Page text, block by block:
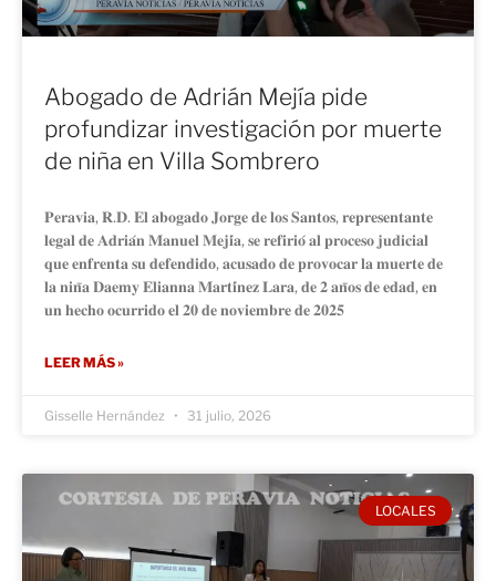
Abogado de Adrián Mejía pide
profundizar investigación por muerte
de niña en Villa Sombrero
𝐏𝐞𝐫𝐚𝐯𝐢𝐚, 𝐑.𝐃. 𝐄𝐥 𝐚𝐛𝐨𝐠𝐚𝐝𝐨 𝐉𝐨𝐫𝐠𝐞 𝐝𝐞 𝐥𝐨𝐬 𝐒𝐚𝐧𝐭𝐨𝐬, 𝐫𝐞𝐩𝐫𝐞𝐬𝐞𝐧𝐭𝐚𝐧𝐭𝐞
𝐥𝐞𝐠𝐚𝐥 𝐝𝐞 𝐀𝐝𝐫𝐢𝐚́𝐧 𝐌𝐚𝐧𝐮𝐞𝐥 𝐌𝐞𝐣𝐢́𝐚, 𝐬𝐞 𝐫𝐞𝐟𝐢𝐫𝐢𝐨́ 𝐚𝐥 𝐩𝐫𝐨𝐜𝐞𝐬𝐨 𝐣𝐮𝐝𝐢𝐜𝐢𝐚𝐥
𝐪𝐮𝐞 𝐞𝐧𝐟𝐫𝐞𝐧𝐭𝐚 𝐬𝐮 𝐝𝐞𝐟𝐞𝐧𝐝𝐢𝐝𝐨, 𝐚𝐜𝐮𝐬𝐚𝐝𝐨 𝐝𝐞 𝐩𝐫𝐨𝐯𝐨𝐜𝐚𝐫 𝐥𝐚 𝐦𝐮𝐞𝐫𝐭𝐞 𝐝𝐞
𝐥𝐚 𝐧𝐢𝐧̃𝐚 𝐃𝐚𝐞𝐦𝐲 𝐄𝐥𝐢𝐚𝐧𝐧𝐚 𝐌𝐚𝐫𝐭𝐢́𝐧𝐞𝐳 𝐋𝐚𝐫𝐚, 𝐝𝐞 𝟐 𝐚𝐧̃𝐨𝐬 𝐝𝐞 𝐞𝐝𝐚𝐝, 𝐞𝐧
𝐮𝐧 𝐡𝐞𝐜𝐡𝐨 𝐨𝐜𝐮𝐫𝐫𝐢𝐝𝐨 𝐞𝐥 𝟐𝟎 𝐝𝐞 𝐧𝐨𝐯𝐢𝐞𝐦𝐛𝐫𝐞 𝐝𝐞 𝟐𝟎𝟐𝟓
LEER MÁS »
Gisselle Hernández 31 julio, 2026
LOCALES